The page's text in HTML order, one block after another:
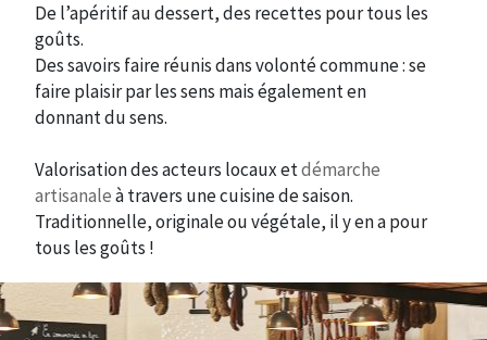
De l’apéritif au dessert, des recettes pour tous les
goûts.
Des savoirs faire réunis dans volonté commune : se
faire plaisir par les sens mais également en
donnant du sens.
Valorisation des acteurs locaux etdémarche
artisanaleà travers une cuisine de saison.
Traditionnelle, originale ou végétale, il y en a pour
tous les goûts !